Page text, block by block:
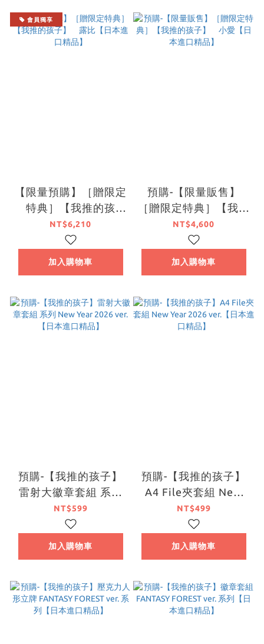
會員獨享
【限量預購】［贈限定
特典］【我推的孩
子】 露比【日本進口
精品】
NT$6,210
加入購物車
預購-【限量販售】
［贈限定特典］【我推
的孩子】 小愛【日本
進口精品】
NT$4,600
加入購物車
預購-【我推的孩子】
雷射大徽章套組 系列
New Year 2026 ver.
【日本進口精品】
NT$599
加入購物車
預購-【我推的孩子】
A4 File夾套組 New
Year 2026 ver.【日本
進口精品】
NT$499
加入購物車